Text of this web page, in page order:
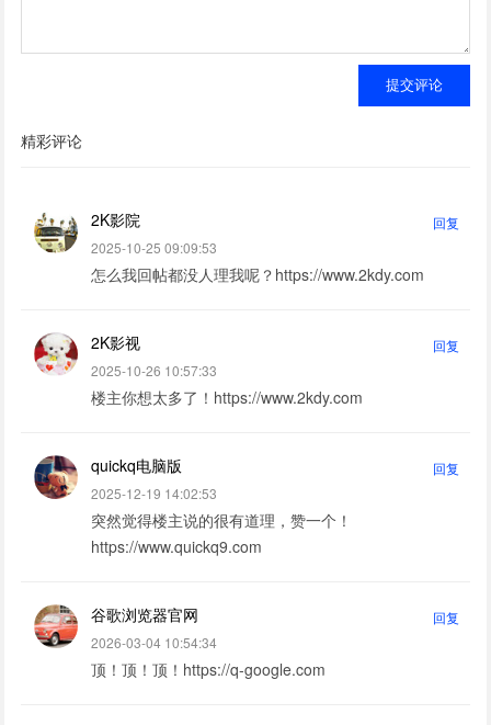
提交评论
精彩评论
2K影院
回复
2025-10-25 09:09:53
怎么我回帖都没人理我呢？https://www.2kdy.com
2K影视
回复
2025-10-26 10:57:33
楼主你想太多了！https://www.2kdy.com
quickq电脑版
回复
2025-12-19 14:02:53
突然觉得楼主说的很有道理，赞一个！
https://www.quickq9.com
谷歌浏览器官网
回复
2026-03-04 10:54:34
顶！顶！顶！https://q-google.com